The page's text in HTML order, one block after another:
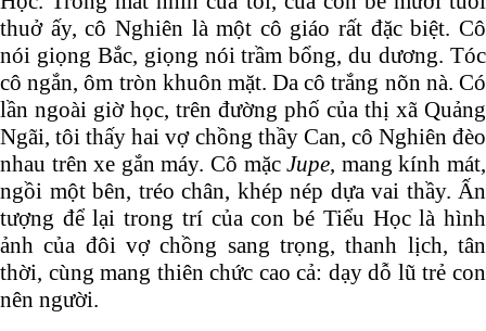
thuở ấy, cô Nghiên là một cô giáo rất đặc biệt. Cô
nói giọng Bắc, giọng nói trầm bổng, du dương. Tóc
cô ngắn, ôm tròn khuôn mặt. Da cô trắng nõn nà. Có
lần ngoài giờ học, trên đường phố của thị xã Quảng
Ngãi, tôi thấy hai vợ chồng thầy Can, cô Nghiên đèo
nhau trên xe gắn máy. Cô mặcJupe, mang kính mát,
ngồi một bên, tréo chân, khép nép dựa vai thầy. Ấn
tượng để lại trong trí của con bé Tiểu Học là hình
ảnh của đôi vợ chồng sang trọng, thanh lịch, tân
thời, cùng mang thiên chức cao cả: dạy dỗ lũ trẻ con
nên người.